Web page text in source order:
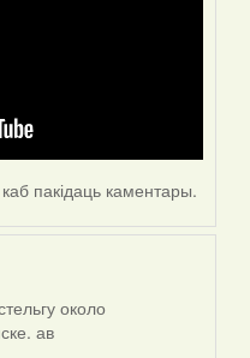
каб пакідаць каментары.
около
ав